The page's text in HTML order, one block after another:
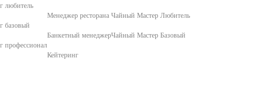
любитель
базовый
профессионал
Менеджер ресторана
Банкетный менеджер
Кейтеринг
Чайный Мастер Любитель
Чайный Мастер Базовый